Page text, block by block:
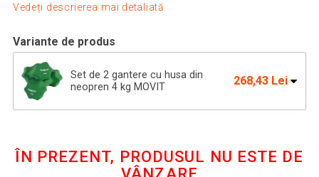
Vedeți descrierea mai detaliată
Variante de produs
Set de 2 gantere cu husa din
neopren 4 kg MOVIT
268,43 Lei
ÎN PREZENT, PRODUSUL NU ESTE DE